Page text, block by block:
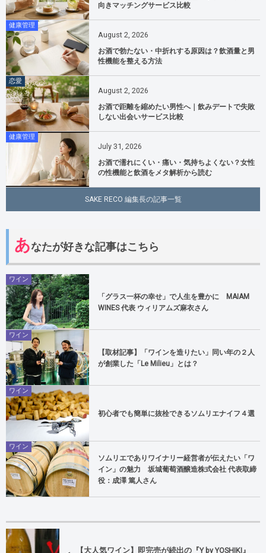
向きマッチングサービス比較
健康管理
August 2 2026
お酒で勃たない・中折れする原因は？飲酒量と男
性機能を整える方法
恋愛
August 2 2026
お酒で距離を縮めたい男性へ｜飲みデートで失敗
しない出会いサービス比較
健康管理
July 31 2026
お酒で濡れにくい・痛い・気持ちよくない？女性
の性機能と飲酒をメタ解析から読む
SAKE RECO 編集長の記事一覧
あなたが好きな記事はこちら
ワイン
「グラス一杯の幸せ」で人生を豊かに MAIAM
WINES 代表 ウィリアムズ麻衣さん
ワイン
【取材記事】「ワインを造りたい」同い年の２人
が創業した「Le Milieu」とは？
ワイン
初心者でも簡単に抜栓できるソムリエナイフ４選
ワイン
ソムリエでありワイナリー経営者が伝えたい「ワ
イン」の魅力 坂城葡萄酒醸造株式会社 代表取締
役：成澤 篤人さん
【大人気ワイン】即完売が続出の『Y by YOSHIKI』